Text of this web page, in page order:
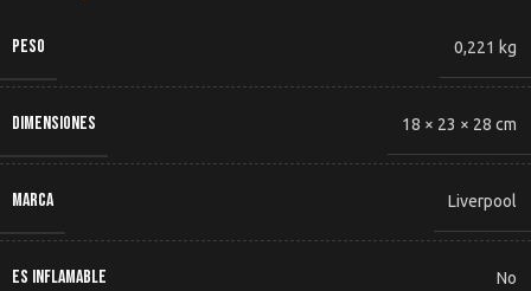
PESO 0,221 kg
DIMENSIONES 18 × 23 × 28 cm
MARCA Liverpool
ES INFLAMABLE No